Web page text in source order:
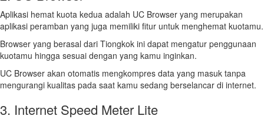
Aplikasi hemat kuota kedua adalah UC Browser yang merupakan
aplikasi peramban yang juga memiliki fitur untuk menghemat kuotamu.
Browser yang berasal dari Tiongkok ini dapat mengatur penggunaan
kuotamu hingga sesuai dengan yang kamu inginkan.
UC Browser akan otomatis mengkompres data yang masuk tanpa
mengurangi kualitas pada saat kamu sedang berselancar di internet.
3. Internet Speed Meter Lite